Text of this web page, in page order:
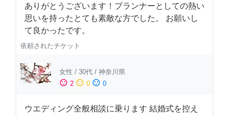
ありがとうございます！プランナーとしての熱い
思いを持ったとても素敵な方でした。 お願いし
て良かったです。
依頼されたチケット
女性 / 30代 / 神奈川県
sentiment_satisfied 2 sentiment_neutral 0 sentiment_dissatisfied 0
ウエディング全般相談に乗ります 結婚式を控え